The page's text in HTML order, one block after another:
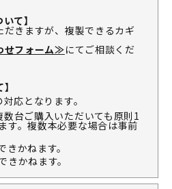
て】
きますが、複製できるカギ
せフォーム≫にてご相談くだ
応となります。
台ご購入いただいても原則1
す。複数本必要な場合は事前
きかねます。
きかねます。